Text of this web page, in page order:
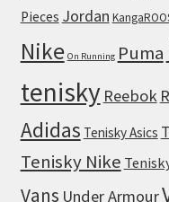
Pieces Jordan
Nike On Running Puma
tenisky Reebok
Adidas Tenisky Asics
Tenisky Nike
Vans Under Armour